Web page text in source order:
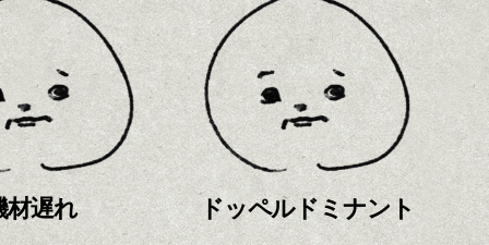
材遅れ ドッペルドミナント